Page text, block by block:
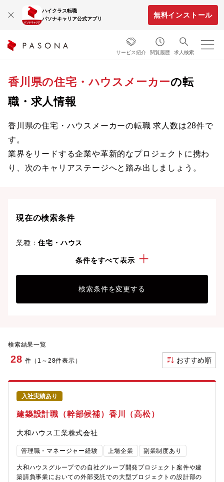
ハイクラス転職
パソナキャリア公式アプリ
無料インストール
サービス紹介 閲覧履歴 求人検索
香川県の住宅・ハウスメーカーの転
職・求人情報
香川県の住宅・ハウスメーカーの転職 求人数は28件で
す。
業界をリードする企業や革新的なプロジェクトに携わ
り、次のキャリアステージへと踏み出しましょう。
現在の検索条件
業種：住宅・ハウス
条件をすべて表示
検索条件を変更する
検索結果一覧
28 件（1～28件表示） おすすめ順
入社実績あり
建築設計職（幹部候補）香川（高松）
大和ハウス工業株式会社
管理職・マネージャー経験 上場企業 副業制度あり
大和ハウスグループでの自社グループ開発プロジェクト案件や建
築請負事業においての外部受託での大型プロジェクトの設計部の